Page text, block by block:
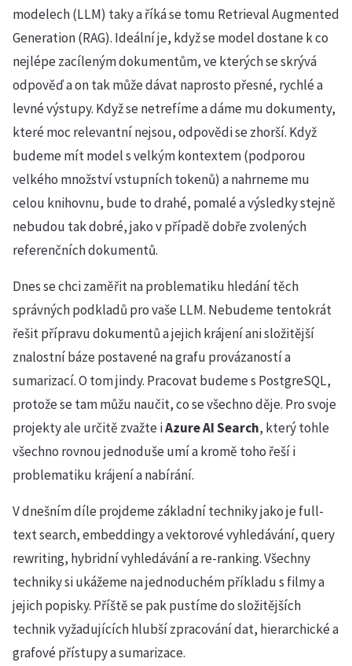
modelech (LLM) taky a říká se tomu Retrieval Augmented
Generation (RAG). Ideální je, když se model dostane k co
nejlépe zacíleným dokumentům, ve kterých se skrývá
odpověď a on tak může dávat naprosto přesné, rychlé a
levné výstupy. Když se netrefíme a dáme mu dokumenty,
které moc relevantní nejsou, odpovědi se zhorší. Když
budeme mít model s velkým kontextem (podporou
velkého množství vstupních tokenů) a nahrneme mu
celou knihovnu, bude to drahé, pomalé a výsledky stejně
nebudou tak dobré, jako v případě dobře zvolených
referenčních dokumentů.
Dnes se chci zaměřit na problematiku hledání těch
správných podkladů pro vaše LLM. Nebudeme tentokrát
řešit přípravu dokumentů a jejich krájení ani složitější
znalostní báze postavené na grafu provázaností a
sumarizací. O tom jindy. Pracovat budeme s PostgreSQL,
protože se tam můžu naučit, co se všechno děje. Pro svoje
projekty ale určitě zvažte iAzure AI Search, který tohle
všechno rovnou jednoduše umí a kromě toho řeší i
problematiku krájení a nabírání.
V dnešním díle projdeme základní techniky jako je full-
text search, embeddingy a vektorové vyhledávání, query
rewriting, hybridní vyhledávání a re-ranking. Všechny
techniky si ukážeme na jednoduchém příkladu s filmy a
jejich popisky. Příště se pak pustíme do složitějších
technik vyžadujících hlubší zpracování dat, hierarchické a
grafové přístupy a sumarizace.